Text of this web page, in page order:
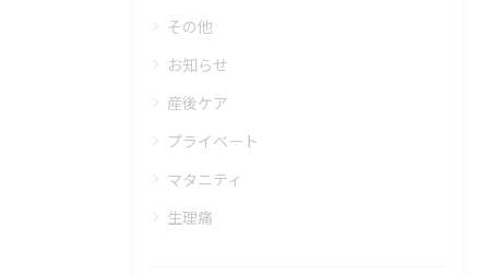
その他
お知らせ
産後ケア
プライベート
マタニティ
生理痛